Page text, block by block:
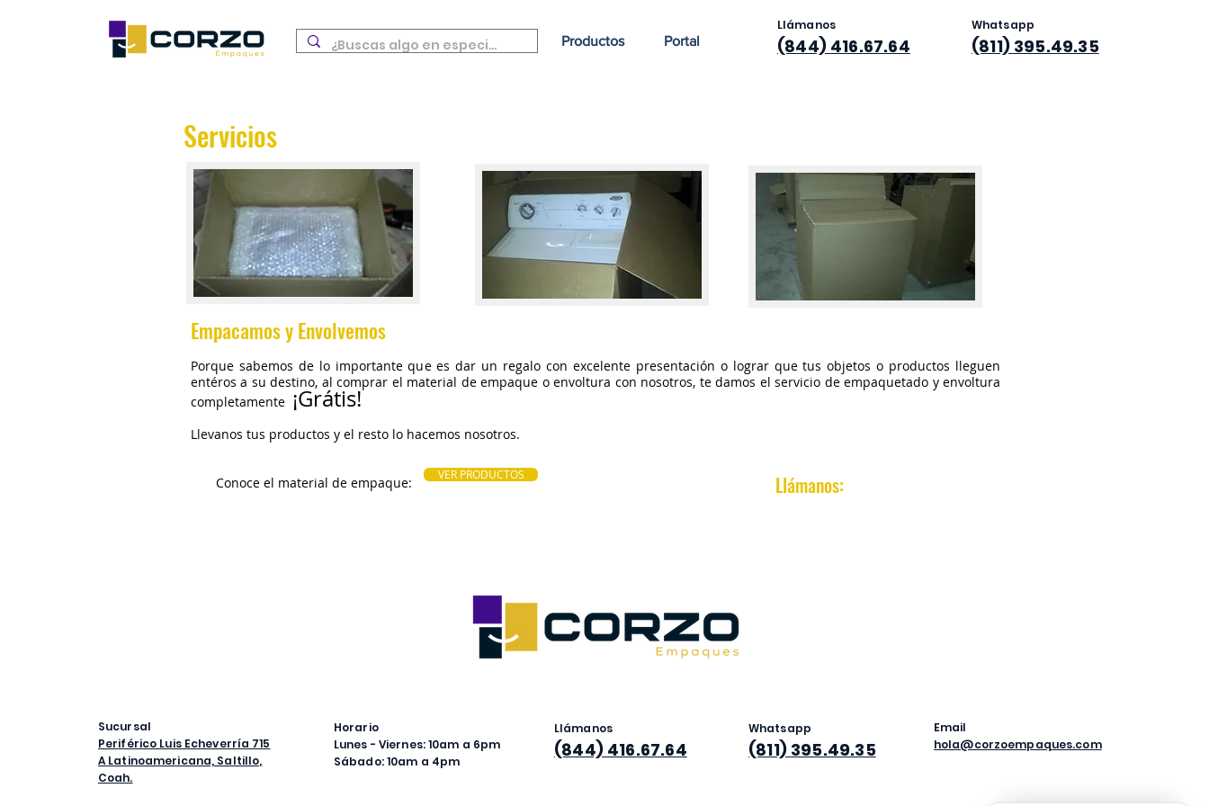
Productos Portal
Llámanos
(844) 416.67.64
Whatsapp
(811) 395.49.35
Servicios
Empacamos y Envolvemos
Porque sabemos de lo importante que es dar un regalo con excelente presentación o lograr que tus objetos o productos lleguen
entéros a su destino, al comprar el material de empaque o envoltura con nosotros, te damos el servicio de empaquetado y envoltura
completamente ¡Grátis!
Llevanos tus productos y el resto lo hacemos nosotros.
Conoce el material de empaque: Llámanos:
VER PRODUCTOS
Sucursal
Periférico Luis Echeverría 715
A Latinoamericana, Saltillo,
Coah.
Horario
Lunes - Viernes: 10am a 6pm
Sábado: 10am a 4pm
Llámanos
(844) 416.67.64
Whatsapp
(811) 395.49.35
Email
hola@corzoempaques.com